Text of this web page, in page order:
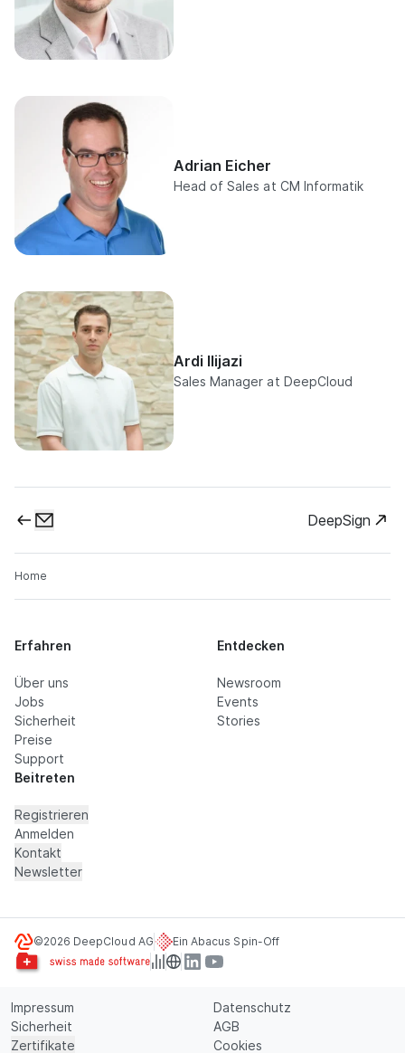
Adrian Eicher
Head of Sales at CM Informatik
Ardi Ilijazi
Sales Manager at DeepCloud
DeepSign
Home
Erfahren
Über uns
Jobs
Sicherheit
Preise
Support
Entdecken
Newsroom
Events
Stories
Beitreten
Registrieren
Anmelden
Kontakt
Newsletter
©2026 DeepCloud AG Ein Abacus Spin-Off
Impressum
Datenschutz
Sicherheit
AGB
Zertifikate
Cookies